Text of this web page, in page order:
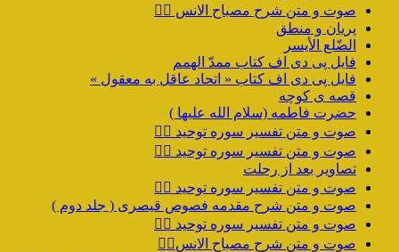
صوت و متن شرح مصباح الانس ۹️⃣
پریان و منطق
الضّلع الأیسر
فایل پی دی اف کتاب ممدّ الهمم
فایل پی دی اف کتاب « اتحاد عاقل به معقول »
قصه ی کوچه
حضرت فاطمه (سلام الله علیها )
صوت و متن تفسیر سوره توحید ۴️⃣
صوت و متن تفسیر سوره توحید ۳️⃣
تصاویر بعد از رحلت
صوت و متن تفسیر سوره توحید ۲️⃣
صوت و متن شرح مقدمه فصوص قیصری ( جلد دوم )
صوت و متن تفسیر سوره توحید ۱️⃣
صوت و متن شرح مصباح الانس۸⃣